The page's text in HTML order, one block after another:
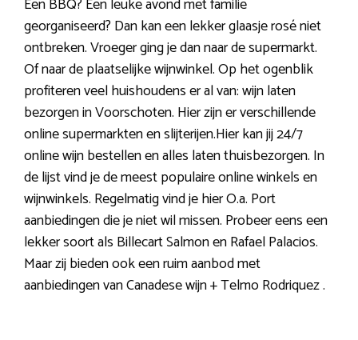
Een BBQ? Een leuke avond met familie
georganiseerd? Dan kan een lekker glaasje rosé niet
ontbreken. Vroeger ging je dan naar de supermarkt.
Of naar de plaatselijke wijnwinkel. Op het ogenblik
profiteren veel huishoudens er al van: wijn laten
bezorgen in Voorschoten. Hier zijn er verschillende
online supermarkten en slijterijen.Hier kan jij 24/7
online wijn bestellen en alles laten thuisbezorgen. In
de lijst vind je de meest populaire online winkels en
wijnwinkels. Regelmatig vind je hier O.a. Port
aanbiedingen die je niet wil missen. Probeer eens een
lekker soort als Billecart Salmon en Rafael Palacios.
Maar zij bieden ook een ruim aanbod met
aanbiedingen van Canadese wijn + Telmo Rodriquez .